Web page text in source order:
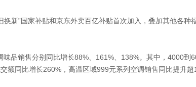
换新”国家补贴和京东外卖百亿补贴首次加入，叠加其他各
品销售分别同比增长88%、161%、138%。其中，4000到
额同比增长260%，高温区域999元系列空调销售同比提升超